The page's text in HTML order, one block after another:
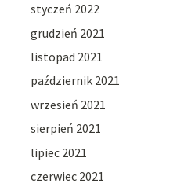
styczeń 2022
grudzień 2021
listopad 2021
październik 2021
wrzesień 2021
sierpień 2021
lipiec 2021
czerwiec 2021